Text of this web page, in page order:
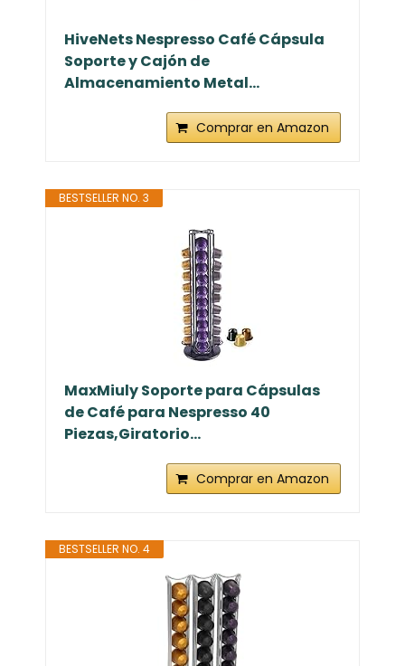
HiveNets Nespresso Café Cápsula
Soporte y Cajón de
Almacenamiento Metal...
Comprar en Amazon
BESTSELLER NO. 3
MaxMiuly Soporte para Cápsulas
de Café para Nespresso 40
Piezas,Giratorio...
Comprar en Amazon
BESTSELLER NO. 4